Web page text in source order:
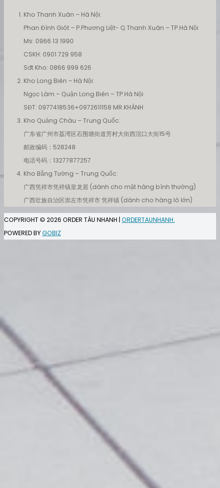
Kho Thanh Xuân – Hà Nội:
Phan Đình Giót – P.Phương Liệt- Q.Thanh Xuân – TP.Hà Nội
Ms: 0966 13 1990
CSKH: 0901 729 958
Sđt Kho: 0866 999 626
Kho Long Biên – Hà Nội:
Ngọc Lâm – Quận Long Biên – TP.Hà Nội
SĐT: 0977418536+0972611158 MR.KHÁNH
Kho Quảng Châu – Trung Quốc:
广东省广州市荔湾区石围塘街道芳村大街西滘口大街15号
邮政编码：528248
电话号码：13277877257
Kho Bằng Tường – Trung Quốc:
广西凭祥市凭祥镇皇龙居 (dành cho mặt hàng bình thường)
广西壮族自治区崇左市凭祥市 凭祥镇 (dành cho hàng lô lớn)
COPYRIGHT © 2026 ORDER TÀU NHANH | ORDERTAUNHANH.
POWERED BYGOBIZ